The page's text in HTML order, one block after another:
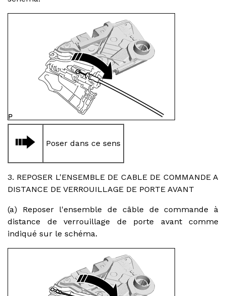
Poser dans ce sens
3. REPOSER L'ENSEMBLE DE CABLE DE COMMANDE A
DISTANCE DE VERROUILLAGE DE PORTE AVANT
(a) Reposer l'ensemble de câble de commande à
distance de verrouillage de porte avant comme
indiqué sur le schéma.